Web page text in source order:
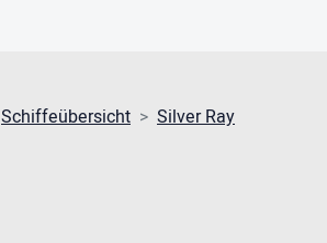
Schiffeübersicht Silver Ray